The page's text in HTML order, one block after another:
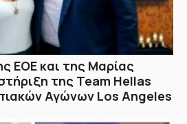
ΕΟΕ και της Μαρίας
της Team Hellas
Αγώνων Los Angeles